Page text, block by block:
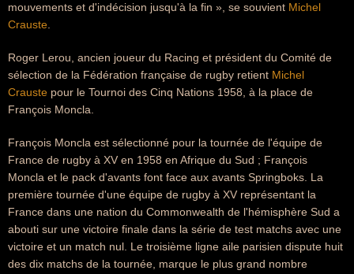
mouvements et d'indécision jusqu'à la fin », se souvient Michel
Crauste
Roger Lerou, ancien joueur du Racing et président du Comité de
sélection de la Fédération française de rugby retient Michel
Crauste pour le Tournoi des Cinq Nations 1958, à la place de
François Moncla.
François Moncla est sélectionné pour la tournée de l'équipe de
France de rugby à XV en 1958 en Afrique du Sud ; François
Moncla et le pack d'avants font face aux avants Springboks. La
première tournée d'une équipe de rugby à XV représentant la
France dans une nation du Commonwealth de l'hémisphère Sud a
abouti sur une victoire finale dans la série de test matchs avec une
victoire et un match nul. Le troisième ligne aile parisien dispute huit
des dix matchs de la tournée, marque le plus grand nombre